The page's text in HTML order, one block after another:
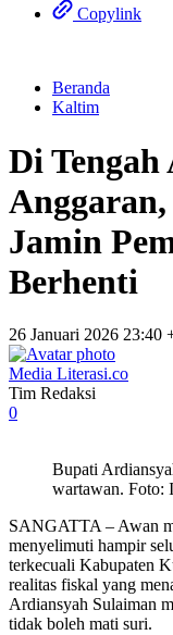
Copylink
Beranda
Kaltim
Di
Jamin
Berhenti
26 Januari 2026 23:40
Media Literasi.co
Tim Redaksi
0
Bupati
wartawan. Foto:
SANGATTA – Awan
menyelimuti hampir
terkecuali Kabupaten
realitas fiskal yang
Ardiansyah Sulaiman
tidak boleh mati suri.